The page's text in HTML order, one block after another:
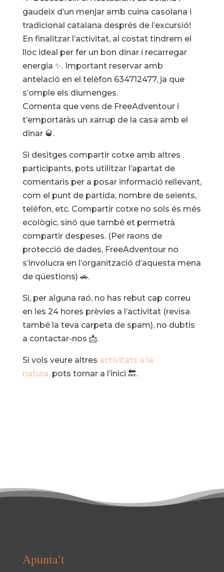
gaudeix d’un menjar amb cuina casolana i
tradicional catalana després de l’excursió!
En finalitzar l’activitat, al costat tindrem el
lloc ideal per fer un bon dinar i recarregar
energia ✨. Important reservar amb
antelació en el telèfon 634712477, ja que
s’omple els diumenges.
Comenta que vens de FreeAdventour i
t’emportaràs un xarrup de la casa amb el
dinar 🥃.
Si desitges compartir cotxe amb altres
participants, pots utilitzar l’apartat de
comentaris per a posar informació rellevant,
com el punt de partida, nombre de seients,
telèfon, etc. Compartir cotxe no sols és més
ecològic, sinó que també et permetrà
compartir despeses. (Per raons de
protecció de dades, FreeAdventour no
s’involucra en l’organització d’aquesta mena
de qüestions) 🚗.
Si, per alguna raó, no has rebut cap correu
en les 24 hores prèvies a l’activitat (revisa
també la teva carpeta de spam), no dubtis
a contactar-nos 📩.
Si vols veure altres activitats a la
natura,pots tornar a l’inici 🔙.
Apunta’t